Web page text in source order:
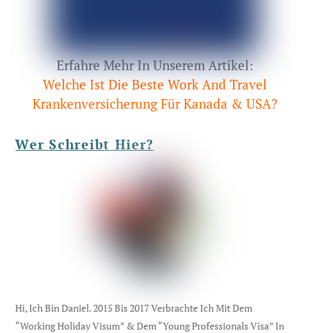
Erfahre Mehr In Unserem Artikel:
Welche Ist Die Beste Work And Travel
Krankenversicherung Für Kanada & USA?
Wer Schreibt Hier?
Hi, Ich Bin Daniel. 2015 Bis 2017 Verbrachte Ich Mit Dem
“Working Holiday Visum” & Dem “Young Professionals Visa” In